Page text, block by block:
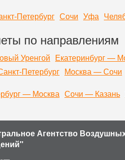
Петербург Сочи Уфа
по направлениям
Уренгой Екатеринбург —
Петербург Москва — Сочи
— Москва Сочи — Казань
Агентство